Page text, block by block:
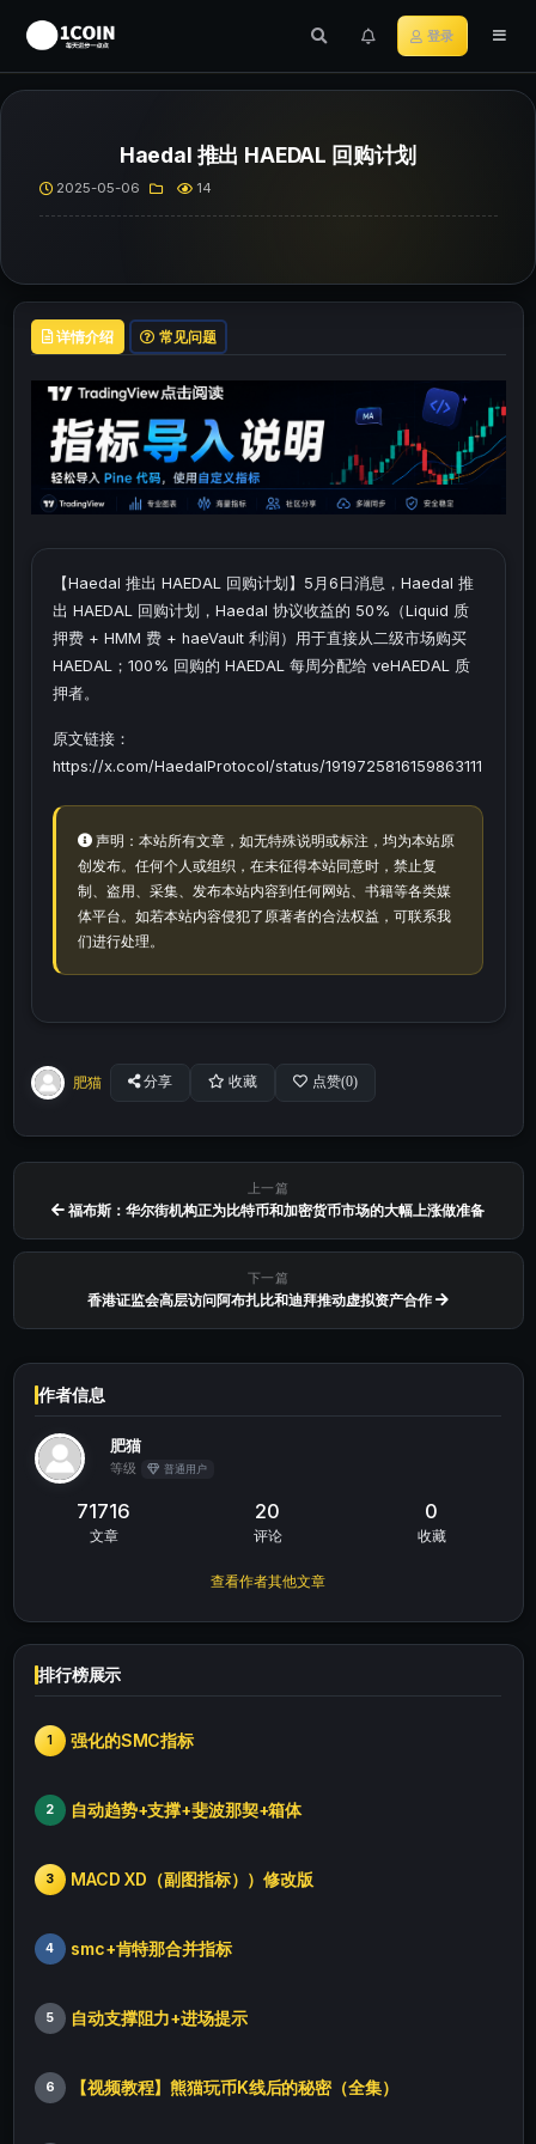
登录
Haedal 推出 HAEDAL 回购计划
2025-05-06 14
详情介绍 常见问题
【Haedal 推出 HAEDAL 回购计划】5月6日消息，Haedal 推
出 HAEDAL 回购计划，Haedal 协议收益的 50%（Liquid 质
押费 + HMM 费 + haeVault 利润）用于直接从二级市场购买
HAEDAL；100% 回购的 HAEDAL 每周分配给 veHAEDAL 质
押者。
原文链接：
https://x.com/HaedalProtocol/status/1919725816159863111
声明：本站所有文章，如无特殊说明或标注，均为本站原
创发布。任何个人或组织，在未征得本站同意时，禁止复
制、盗用、采集、发布本站内容到任何网站、书籍等各类媒
体平台。如若本站内容侵犯了原著者的合法权益，可联系我
们进行处理。
肥猫 分享 收藏 点赞(0)
上一篇
福布斯：华尔街机构正为比特币和加密货币市场的大幅上涨做准备
下一篇
香港证监会高层访问阿布扎比和迪拜推动虚拟资产合作
作者信息
肥猫
等级 普通用户
71716
文章
20
评论
0
收藏
查看作者其他文章
排行榜展示
1 强化的SMC指标
2 自动趋势+支撑+斐波那契+箱体
3 MACD XD（副图指标））修改版
4 smc+肯特那合并指标
5 自动支撑阻力+进场提示
6 【视频教程】熊猫玩币K线后的秘密（全集）